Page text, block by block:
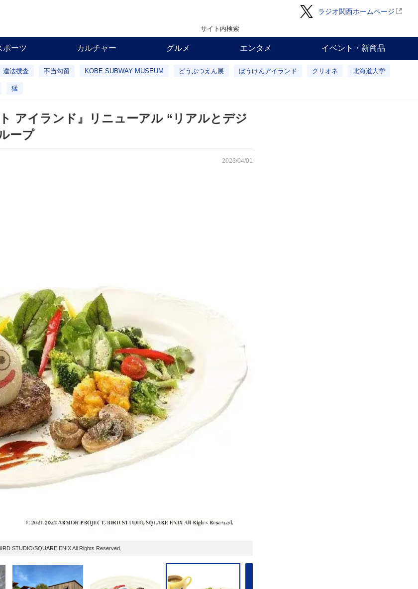
ラジオ関西ホームページ
サイト内検索
ポーツ カルチャー グルメ エンタメ イベント・新商品
違法捜査 不当勾留 KOBE SUBWAY MUSEUM どうぶつえん展 ぼうけんアイランド クリオネ 北海道大学
猛
アイランド』リニューアル “リアルとデジ
ープ
2023/04/01
STUDIO/SQUARE ENIX All Rights Reserved.